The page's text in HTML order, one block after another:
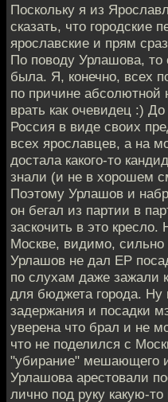
Поскольку я из
сказать, что городские
ярославские и прям
По поводу Урлашова, то
была. Я, конечно, всех
по причине абсолютной
врать как очевидец :)
Россия в виде своих
всех ярославцев, а на
достала какого-то
знали (и не в хорошем
Поэтому Урлашов и
он бегал из партии в
заскочить в это
Москве, видимо, сильно
Урлашов не дал ЕР
по слухам даже зажали
для бюджета города. Ну
задержания и посадки
уверена что брал и не
что не поделился с
"убирание" мешающего
Урлашова арестовали
лично под руку какую-